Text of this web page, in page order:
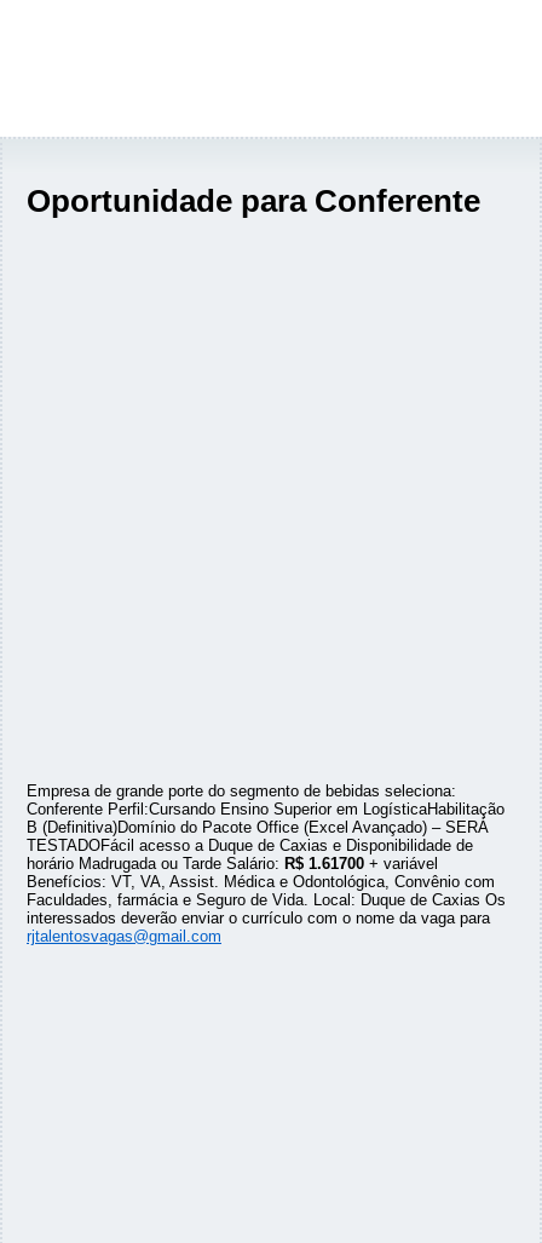
Oportunidade para Conferente
Empresa de grande porte do segmento de bebidas seleciona:
Conferente Perfil:Cursando Ensino Superior em LogísticaHabilitação
B (Definitiva)Domínio do Pacote Office (Excel Avançado) – SERÁ
TESTADOFácil acesso a Duque de Caxias e Disponibilidade de
horário Madrugada ou Tarde Salário: R$ 1.61700 + variável
Benefícios: VT, VA, Assist. Médica e Odontológica, Convênio com
Faculdades, farmácia e Seguro de Vida. Local: Duque de Caxias Os
interessados deverão enviar o currículo com o nome da vaga para
rjtalentosvagas@gmail.com